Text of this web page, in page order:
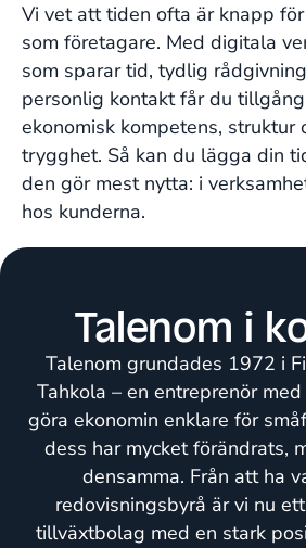
Vi vet att tiden ofta är knapp
som företagare. Med digitala
som sparar tid, tydlig
personlig kontakt får du
ekonomisk kompetens, struktur
trygghet. Så kan du lägga din
den gör mest nytta: i
hos kunderna.
Talenom i
Talenom grundades 1972 i
Tahkola – en entreprenör
göra ekonomin enklare för
dess har mycket förändrats,
densamma. Från att ha
redovisningsbyrå är vi nu
tillväxtbolag med en stark